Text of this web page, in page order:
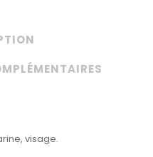
visage.